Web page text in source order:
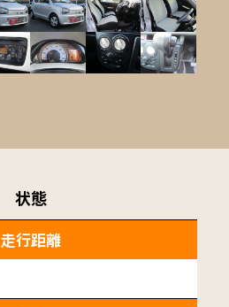
状態
走行距離